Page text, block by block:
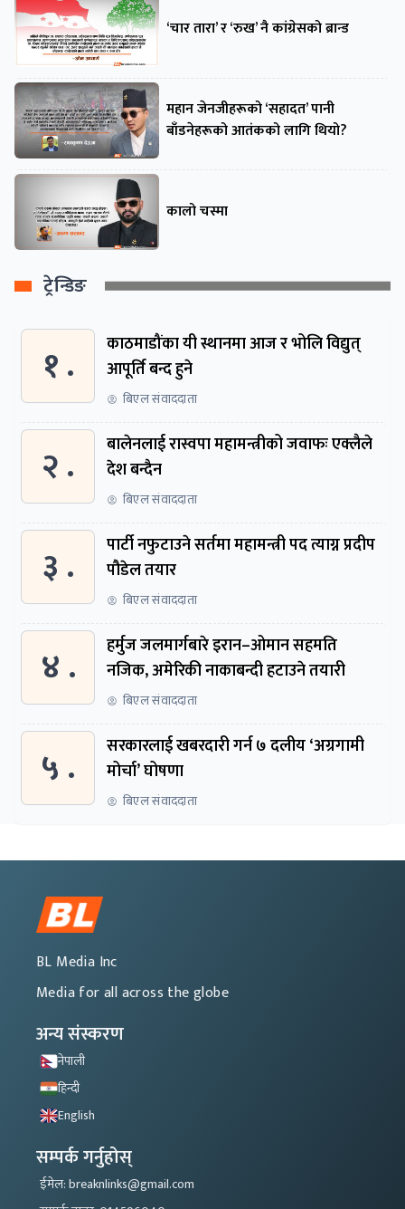
‘चार तारा’ र ‘रुख’ नै कांग्रेसको ब्रान्ड
महान जेनजीहरूको ‘सहादत’ पानी
बाँडनेहरूको आतंकको लागि थियो?
कालो चस्मा
ट्रेन्डिङ
१ .
काठमाडौंका यी स्थानमा आज र भोलि विद्युत्
आपूर्ति बन्द हुने
बिएल संवाददाता
२ .
बालेनलाई रास्वपा महामन्त्रीको जवाफः एक्लैले
देश बन्दैन
बिएल संवाददाता
३ .
पार्टी नफुटाउने सर्तमा महामन्त्री पद त्याग्न प्रदीप
पौडेल तयार
बिएल संवाददाता
४ .
हर्मुज जलमार्गबारे इरान–ओमान सहमति
नजिक, अमेरिकी नाकाबन्दी हटाउने तयारी
बिएल संवाददाता
५ .
सरकारलाई खबरदारी गर्न ७ दलीय ‘अग्रगामी
मोर्चा’ घोषणा
बिएल संवाददाता
BL Media Inc
Media for all across the globe
अन्य संस्करण
नेपाली
हिन्दी
English
सम्पर्क गर्नुहोस्
ईमेल: breaknlinks@gmail.com